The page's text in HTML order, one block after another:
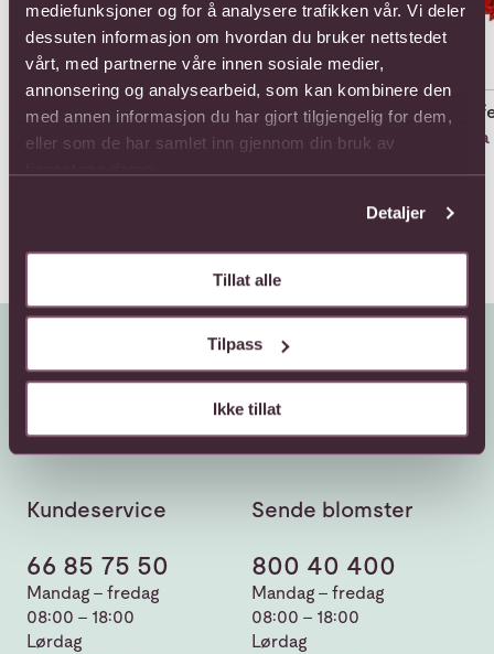
mediefunksjoner og for å analysere trafikken vår. Vi deler
dessuten informasjon om hvordan du bruker nettstedet
vårt, med partnerne våre innen sosiale medier,
annonsering og analysearbeid, som kan kombinere den
med annen informasjon du har gjort tilgjengelig for dem,
eller som de har samlet inn gjennom din bruk av
Detaljer
Tillat alle
Tilpass
Ikke tillat
12 Roses
1067,-
24 Roses
1650,-
Kundeservice
66 85 75 50
Mandag - fredag
08:00 - 18:00
Lørdag
Sende blomster
800 40 400
Mandag - fredag
08:00 - 18:00
Lørdag